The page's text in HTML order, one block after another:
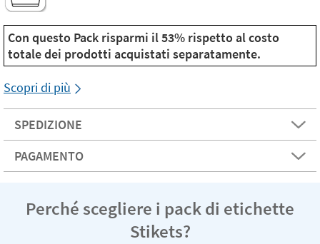
Con questo Pack risparmi il 53% rispetto al costo
totale dei prodotti acquistati separatamente.
Scopri di più
SPEDIZIONE
PAGAMENTO
Perché scegliere i pack di etichette
Stikets?